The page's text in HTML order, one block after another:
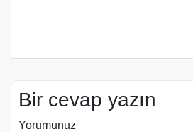
Bir cevap yazın
Yorumunuz